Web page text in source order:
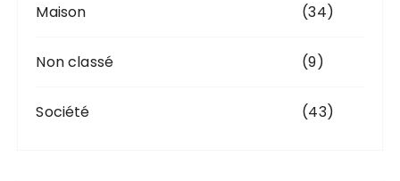
Maison (34)
Non classé (9)
Société (43)